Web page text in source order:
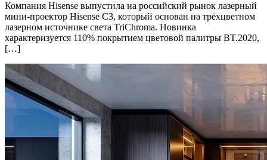
Компания Hisense выпустила на российский рынок лазерный
мини-проектор Hisense C3, который основан на трёхцветном
лазерном источнике света TriChroma. Новинка
характеризуется 110% покрытием цветовой палитры BT.2020,
[…]